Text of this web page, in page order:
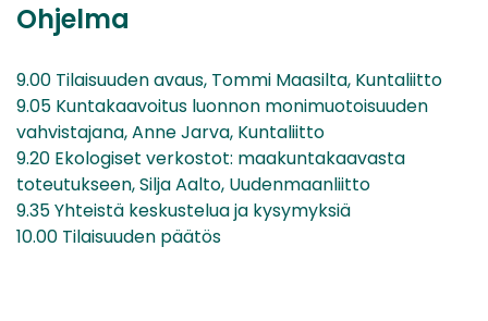
Ohjelma
9.00 Tilaisuuden avaus, Tommi Maasilta, Kuntaliitto
9.05 Kuntakaavoitus luonnon monimuotoisuuden
vahvistajana, Anne Jarva, Kuntaliitto
9.20 Ekologiset verkostot: maakuntakaavasta
toteutukseen, Silja Aalto, Uudenmaanliitto
9.35 Yhteistä keskustelua ja kysymyksiä
10.00 Tilaisuuden päätös